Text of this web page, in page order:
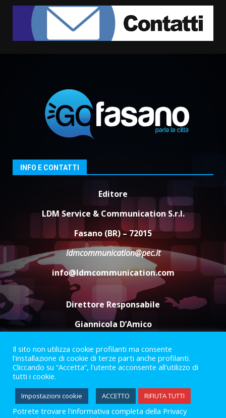
1
Rivoluzione”: nuovo
appuntamento con “Fasano in
Banda”
campionato di calcio”
7 Agosto 2026 06:00
3
Fasanese ferito a colpi di arma
6 Agosto 2026 18:13
Carta d’identità: continua il piano
di aperture straordinarie del
Comune di Fasano
6 Agosto 2026 14:16
Grazia Neglia, coordinatrice
cittadina di Fratelli d’Italia,
pronta a tornare in Consiglio
comunale
6 Agosto 2026 08:00
INFO E CONTATTI
Editore
LDM Service & Communication S.r.l.
Fasano (BR) – 72015
ldmcommunication@pec.it
info@ldmcommunication.com
Direttore Responsabile
Giannicola D’Amico
Termini e Condizioni
Privacy Policy
Informazioni Legali
Facebook
Instagram
Youtube
2023 © Gofasano|Powered byCreativestudio
Il sito non utilizza cookie profilanti ma consente
l'installazione di cookie di terze parti anche profilanti.
Cliccando su “Accetta”, l'utente acconsente all'utilizzo di
tutti i cookie.
Impostazioni cookie ACCETTO RIFIUTA TUTTI
Potrete trovare l'informativa completa della Privacy